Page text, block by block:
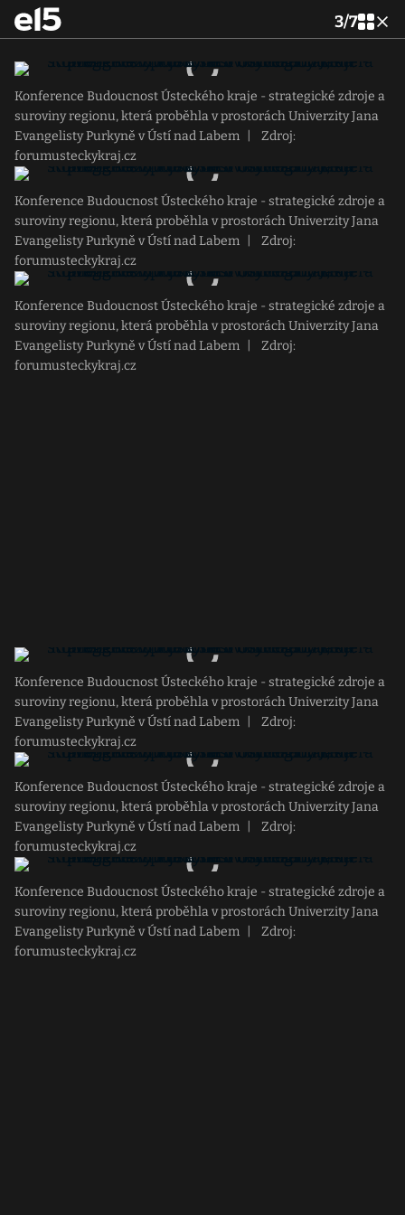
3/7
Konference Budoucnost Ústeckého kraje - strategické zdroje a
suroviny regionu, která proběhla v prostorách Univerzity Jana
Evangelisty Purkyně v Ústí nad Labem
Zdroj:
forumusteckykraj.cz
Konference Budoucnost Ústeckého kraje - strategické zdroje a
suroviny regionu, která proběhla v prostorách Univerzity Jana
Evangelisty Purkyně v Ústí nad Labem
Zdroj:
forumusteckykraj.cz
Konference Budoucnost Ústeckého kraje - strategické zdroje a
suroviny regionu, která proběhla v prostorách Univerzity Jana
Evangelisty Purkyně v Ústí nad Labem
Zdroj:
forumusteckykraj.cz
Konference Budoucnost Ústeckého kraje - strategické zdroje a
suroviny regionu, která proběhla v prostorách Univerzity Jana
Evangelisty Purkyně v Ústí nad Labem
Zdroj:
forumusteckykraj.cz
Konference Budoucnost Ústeckého kraje - strategické zdroje a
suroviny regionu, která proběhla v prostorách Univerzity Jana
Evangelisty Purkyně v Ústí nad Labem
Zdroj:
forumusteckykraj.cz
Konference Budoucnost Ústeckého kraje - strategické zdroje a
suroviny regionu, která proběhla v prostorách Univerzity Jana
Evangelisty Purkyně v Ústí nad Labem
Zdroj:
forumusteckykraj.cz